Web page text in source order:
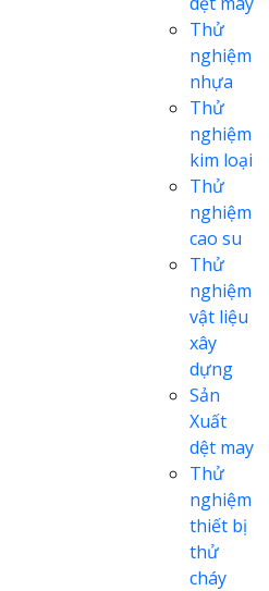
Thử
nghiệm
nhựa
Thử
nghiệm
kim loại
Thử
nghiệm
cao su
Thử
nghiệm
vật liệu
xây
dựng
Sản
Xuất
dệt may
Thử
nghiệm
thiết bị
thử
cháy